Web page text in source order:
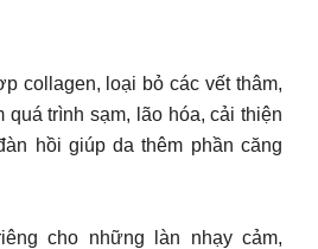
collagen, loại bỏ các vết thâm,
quá trình sạm, lão hóa, cải thiện
hồi giúp da thêm phần căng
cho những làn nhạy cảm,